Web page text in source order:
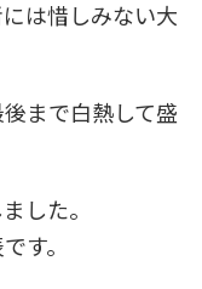
は惜しみない大
まで白熱して盛
した。
す。